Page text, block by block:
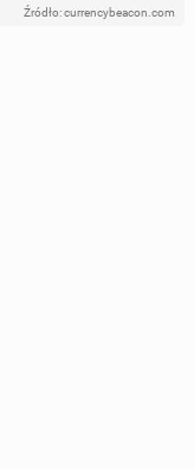
Źródło: currencybeacon.com